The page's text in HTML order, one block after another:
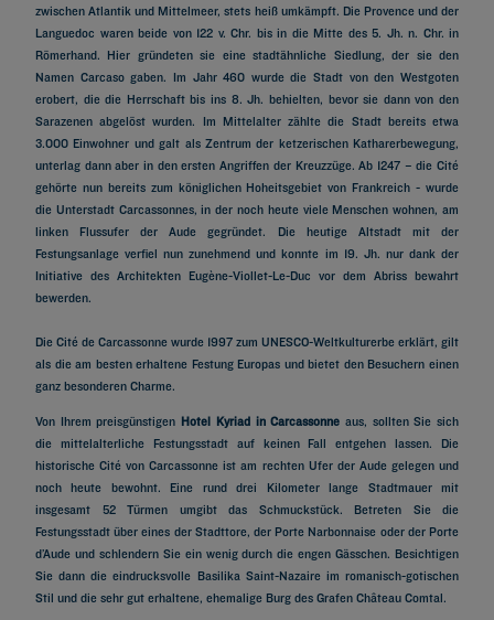
zwischen Atlantik und Mittelmeer, stets heiß umkämpft. Die Provence und der
Languedoc waren beide von 122 v. Chr. bis in die Mitte des 5. Jh. n. Chr. in
Römerhand. Hier gründeten sie eine stadtähnliche Siedlung, der sie den
Namen Carcaso gaben. Im Jahr 460 wurde die Stadt von den Westgoten
erobert, die die Herrschaft bis ins 8. Jh. behielten, bevor sie dann von den
Sarazenen abgelöst wurden. Im Mittelalter zählte die Stadt bereits etwa
3.000 Einwohner und galt als Zentrum der ketzerischen Katharerbewegung,
unterlag dann aber in den ersten Angriffen der Kreuzzüge. Ab 1247 – die Cité
gehörte nun bereits zum königlichen Hoheitsgebiet von Frankreich - wurde
die Unterstadt Carcassonnes, in der noch heute viele Menschen wohnen, am
linken Flussufer der Aude gegründet. Die heutige Altstadt mit der
Festungsanlage verfiel nun zunehmend und konnte im 19. Jh. nur dank der
Initiative des Architekten Eugène-Viollet-Le-Duc vor dem Abriss bewahrt
bewerden.
Die Cité de Carcassonne wurde 1997 zum UNESCO-Weltkulturerbe erklärt, gilt
als die am besten erhaltene Festung Europas und bietet den Besuchern einen
ganz besonderen Charme.
Von Ihrem preisgünstigen Hotel Kyriad in Carcassonne aus, sollten Sie sich
die mittelalterliche Festungsstadt auf keinen Fall entgehen lassen. Die
historische Cité von Carcassonne ist am rechten Ufer der Aude gelegen und
noch heute bewohnt. Eine rund drei Kilometer lange Stadtmauer mit
insgesamt 52 Türmen umgibt das Schmuckstück. Betreten Sie die
Festungsstadt über eines der Stadttore, der Porte Narbonnaise oder der Porte
d’Aude und schlendern Sie ein wenig durch die engen Gässchen. Besichtigen
Sie dann die eindrucksvolle Basilika Saint-Nazaire im romanisch-gotischen
Stil und die sehr gut erhaltene, ehemalige Burg des Grafen Château Comtal.